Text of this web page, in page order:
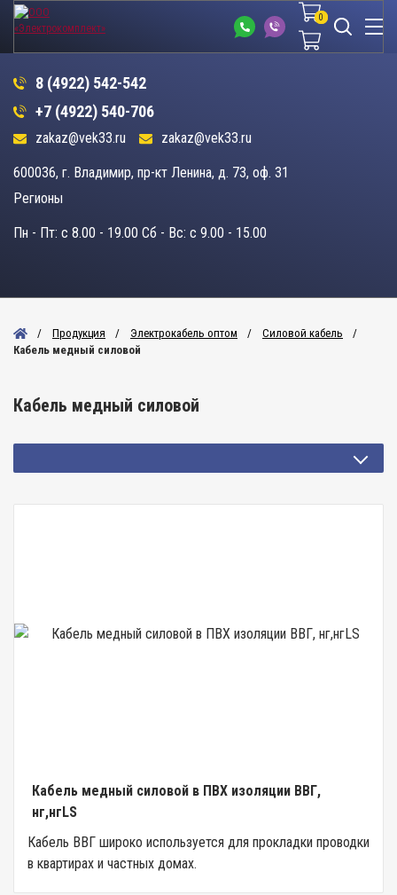
8 (4922) 542-542
+7 (4922) 540-706
zakaz@vek33.ru zakaz@vek33.ru
600036, г. Владимир, пр-кт Ленина, д. 73, оф. 31
Регионы
Пн - Пт: c 8.00 - 19.00 Сб - Вс: c 9.00 - 15.00
00
Продукция Электрокабель оптом
Силовой кабель
Кабель медный силовой
Кабель медный силовой
Кабель медный силовой в ПВХ изоляции ВВГ,
нг,нгLS
Кабель ВВГ широко используется для прокладки проводки
в квартирах и частных домах.